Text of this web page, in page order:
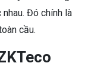
Đó chính là
cầu.